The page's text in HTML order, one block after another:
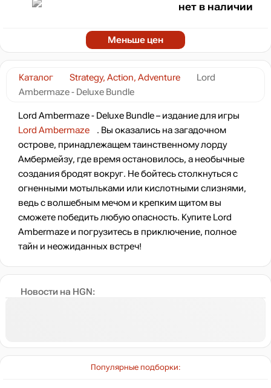
Новости на HGN:
Популярные подборки:
Каталог Strategy, Action, Adventure
Lord
Ambermaze - Deluxe Bundle
Lord Ambermaze - Deluxe Bundle – издание для игры
Lord Ambermaze
. Вы оказались на загадочном
острове, принадлежащем таинственному лорду
Амбермейзу, где время остановилось, а необычные
создания бродят вокруг. Не бойтесь столкнуться с
огненными мотыльками или кислотными слизнями,
ведь с волшебным мечом и крепким щитом вы
сможете победить любую опасность. Купите Lord
Ambermaze и погрузитесь в приключение, полное
тайн и неожиданных встреч!
нет в наличии
Меньше цен